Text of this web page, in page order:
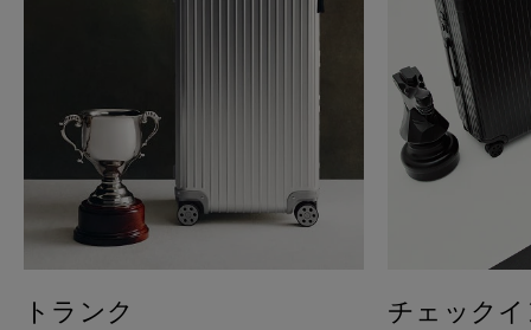
トランク チェック